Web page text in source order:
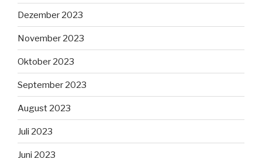
Dezember 2023
November 2023
Oktober 2023
September 2023
August 2023
Juli 2023
Juni 2023